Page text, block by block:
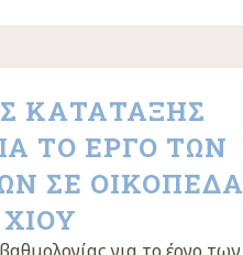
ΚΑΤΑΤΑΞΗΣ
ΤΟ ΕΡΓΟ ΤΩΝ
ΣΕ ΟΙΚΟΠΕΔΑ